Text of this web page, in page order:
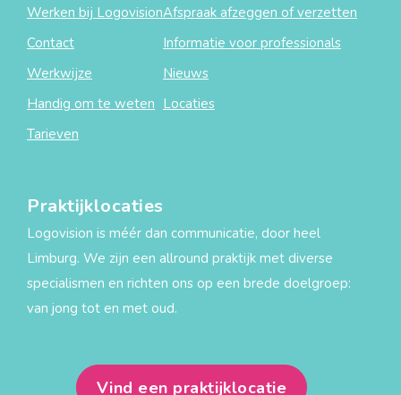
Werken bij Logovision
Contact
Werkwijze
Handig om te weten
Tarieven
Afspraak afzeggen of verzetten
Informatie voor professionals
Nieuws
Locaties
Praktijklocaties
Logovision is méér dan communicatie, door heel
Limburg. We zijn een allround praktijk met diverse
specialismen en richten ons op een brede doelgroep:
van jong tot en met oud.
Vind een praktijklocatie